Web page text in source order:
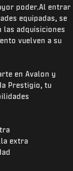
poder.Al entrar
equipadas, se
las adquisiciones
vuelven a su
en Avalon y
Prestigio, tu
extra